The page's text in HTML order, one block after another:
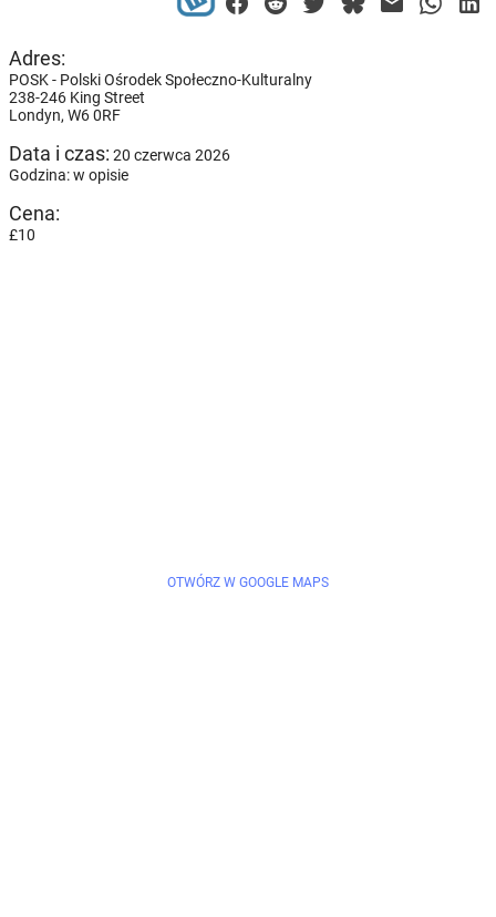
Adres:
POSK - Polski Ośrodek Społeczno-Kulturalny
238-246 King Street
Londyn, W6 0RF
Data i czas: 20 czerwca 2026
Godzina: w opisie
Cena:
£10
OTWÓRZ W GOOGLE MAPS